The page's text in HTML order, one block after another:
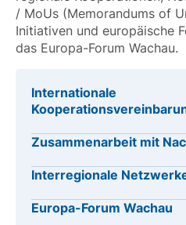
/ MoUs (Memorandums of
Initiativen und europäische
das Europa-Forum Wachau.
Internationale
Zusammenarbeit mit
Interregionale
Europa-Forum Wachau